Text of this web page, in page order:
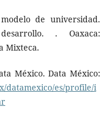
de universidad.
. Oaxaca:
Mixteca.
México. Data México:
datamexico/es/profile/i